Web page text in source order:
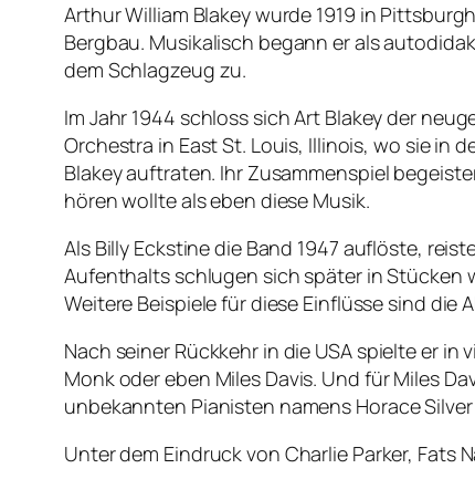
Arthur William Blakey wurde 1919 in
Bergbau. Musikalisch begann er als
dem Schlagzeug zu.
Im Jahr 1944 schloss sich Art Blakey der
Orchestra in East St. Louis, Illinois, wo sie in
Blakey auftraten. Ihr Zusammenspiel
hören wollte als eben diese Musik.
Als Billy Eckstine die Band 1947 auflöste,
Aufenthalts schlugen sich später in Stücken
Weitere Beispiele für diese Einflüsse sind die
Nach seiner Rückkehr in die USA spielte er
Monk oder eben Miles Davis. Und für Miles
unbekannten Pianisten namens Horace
Unter dem Eindruck von Charlie Parker, Fats